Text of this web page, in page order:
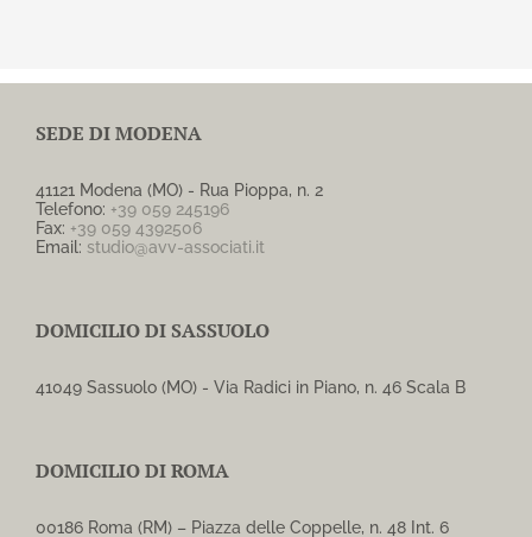
SEDE DI MODENA
41121 Modena (MO) - Rua Pioppa, n. 2
Telefono: +39 059 245196
Fax: +39 059 4392506
Email: studio@avv-associati.it
DOMICILIO DI SASSUOLO
41049 Sassuolo (MO) - Via Radici in Piano, n. 46 Scala B
DOMICILIO DI ROMA
00186 Roma (RM) – Piazza delle Coppelle, n. 48 Int. 6